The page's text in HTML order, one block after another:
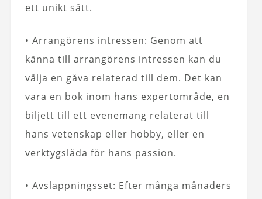
ett unikt sätt.
• Arrangörens intressen: Genom att
känna till arrangörens intressen kan du
välja en gåva relaterad till dem. Det kan
vara en bok inom hans expertområde, en
biljett till ett evenemang relaterat till
hans vetenskap eller hobby, eller en
verktygslåda för hans passion.
• Avslappningsset: Efter många månaders